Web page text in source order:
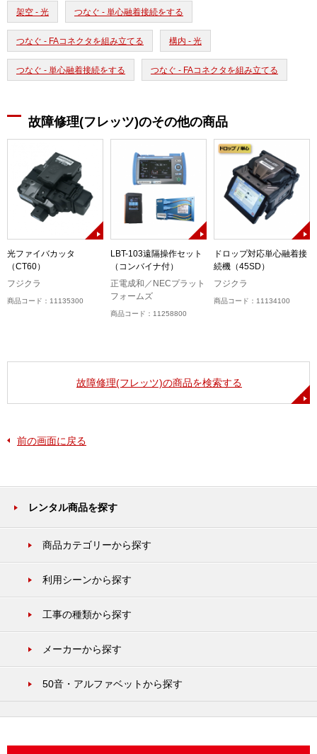
架空 - 光 つなぐ - 単心融着接続をする
つなぐ - FAコネクタを組み立てる 構内 - 光
つなぐ - 単心融着接続をする つなぐ - FAコネクタを組み立てる
故障修理(フレッツ)のその他の商品
光ファイバカッタ
（CT60）
フジクラ
商品コード：11135300
LBT-103遠隔操作セット
（コンバイナ付）
正電成和／NECプラット
フォームズ
商品コード：11258800
ドロップ対応単心融着接
続機（45SD）
フジクラ
商品コード：11134100
故障修理(フレッツ)の商品を検索する
前の画面に戻る
レンタル商品を探す
商品カテゴリーから探す
利用シーンから探す
工事の種類から探す
メーカーから探す
50音・アルファベットから探す